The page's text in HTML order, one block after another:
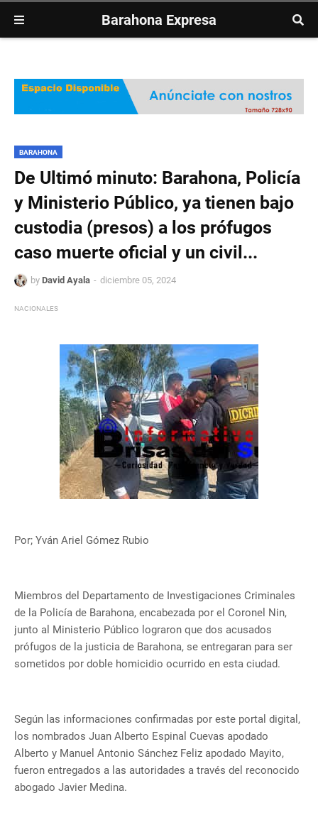
Barahona Expresa
BARAHONA
De Ultimó minuto: Barahona, Policía
y Ministerio Público, ya tienen bajo
custodia (presos) a los prófugos
caso muerte oficial y un civil...
by David Ayala diciembre 05, 2024
NACIONALES
Por; Yván Ariel Gómez Rubio
Miembros del Departamento de Investigaciones Criminales
de la Policía de Barahona, encabezada por el Coronel Nin,
junto al Ministerio Público lograron que dos acusados
prófugos de la justicia de Barahona, se entregaran para ser
sometidos por doble homicidio ocurrido en esta ciudad.
Según las informaciones confirmadas por este portal digital,
los nombrados Juan Alberto Espinal Cuevas apodado
Alberto y Manuel Antonio Sánchez Feliz apodado Mayito,
fueron entregados a las autoridades a través del reconocido
abogado Javier Medina.